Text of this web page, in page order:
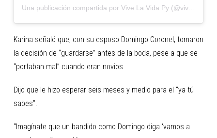
Karina señaló que, con su esposo Domingo Coronel, tomaron
la decisión de “guardarse” antes de la boda, pese a que se
“portaban mal” cuando eran novios.
Dijo que le hizo esperar seis meses y medio para el “ya tú
sabes”.
“Imagínate que un bandido como Domingo diga ‘vamos a